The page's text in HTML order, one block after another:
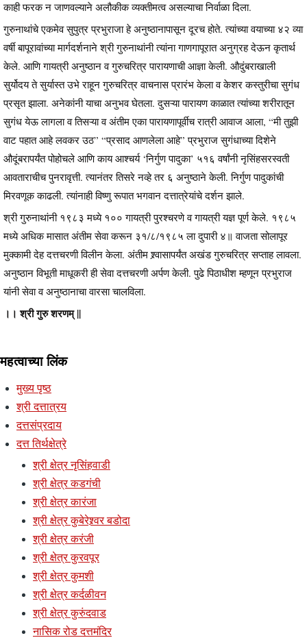
काही फरक न जाणवल्याने अलौकीक व्यक्तीमत्व असल्याचा निर्वाळा दिला.
गुरुनाथांचे एकमेव सुपुत्र प्रभुराजा हे अनुष्ठानापासून दूरच होते. त्यांच्या वयाच्या ४२ व्या
वर्षी बापूरावांच्या मार्गदर्शनाने श्री गुरुनाथांनी त्यांना गाणगापूरात अनुग्रह देऊन कृतार्थ
केले. आणि गायत्री अनुष्ठान व गुरुचरित्र पारायणाची आज्ञा केली. औदुंबराखाली
सुर्योदय ते सुर्यास्त उभे राहून गुरुचरित्र वाचनास प्रारंभ केला व केशर कस्तुरीचा सुगंध
प्रसृत झाला. अनेकांनी याचा अनुभव घेतला. दुसऱ्या पारायण काळात त्यांच्या शरीरातून
सुगंध येऊ लागला व तिसऱ्या व अंतीम एका पारायणापूर्वीच रात्री आवाज आला, “मी तुझी
वाट पहात आहे लवकर उठ” “प्रसाद आणलेला आहे” प्रभुराज सुगंधाच्या दिशेने
औदूंबरापर्यंत पोहोचले आणि काय आश्चर्य ‘निर्गुण पादुका’ ५१६ वर्षांनी नृसिंहसरस्वती
आवताराचीच पुनरावृत्ती. त्यानंतर तिसरे नव्हे तर ६ अनुष्ठाने केली. निर्गुण पादुकांची
मिरवणूक काढली. त्यांनाही विष्णु रूपात भगवान दत्तात्रेयांचे दर्शन झाले.
श्री गुरुनाथांनी १९८३ मध्ये १०० गायत्री पुरश्चरणे व गायत्री यज्ञ पूर्ण केले. १९८५
मध्ये अधिक मासात अंतीम सेवा करून ३१/८/१९८५ ला दुपारी ४॥ वाजता सोलापूर
मुक्कामी देह दत्तचरणी विलीन केला. अंतीम श्र्वासापर्यंत अखंड गुरुचरित्र सप्ताह लावला.
अनुष्ठान विभूती माधूकरी ही सेवा दत्तचरणी अर्पण केली. पुढे पिठाधीश म्हणून प्रभुराज
यांनी सेवा व अनुष्ठानाचा वारसा चालविला.
।। श्री गुरु शरणम् ||
महत्वाच्या लिंक
मुख्य पृष्ठ
श्री दत्तात्रय
दत्तसंप्रदाय
दत्त तिर्थक्षेत्रे
श्री क्षेत्र नृसिंहवाडी
श्री क्षेत्र कडगंची
श्री क्षेत्र कारंजा
श्री क्षेत्र कुबेरेश्र्वर बडोदा
श्री क्षेत्र करंजी
श्री क्षेत्र कुरवपूर
श्री क्षेत्र कुमशी
श्री क्षेत्र कर्दळीवन
श्री क्षेत्र कुरुंदवाड
नासिक रोड दत्तमंदिर